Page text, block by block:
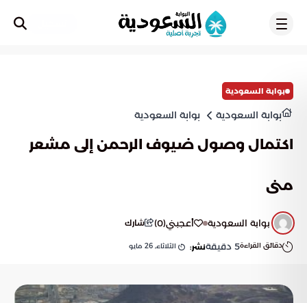
بوابة السعودية
بوابة السعودية بوابة السعودية
اكتمال وصول ضيوف الرحمن إلى مشعر
منى
بوابة السعودية أعجبني(
0
) شارك
دقائق القراءة5 دقيقةنشر: الثلاثاء, 26 مايو